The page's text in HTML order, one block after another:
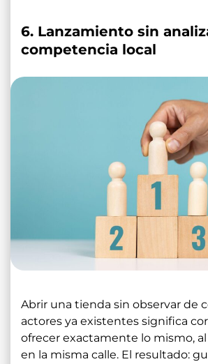
6. Lanzamiento sin
competencia local
Abrir una tienda sin observar de
actores ya existentes significa
ofrecer exactamente lo mismo,
en la misma calle. El resultado: